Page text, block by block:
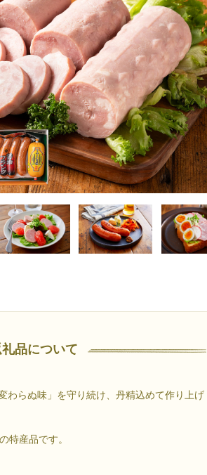
品について
わらぬ味」を守り続け、丹精込めて作り上げ
特産品です。